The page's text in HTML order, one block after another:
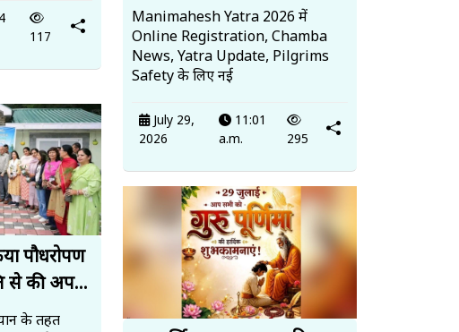
117
पौधरोपण
से की अप...
के तहत
Manimahesh Yatra 2026 में
Online Registration, Chamba
News, Yatra Update, Pilgrims
Safety के लिए नई
July 29,
2026
11:01
a.m.
295